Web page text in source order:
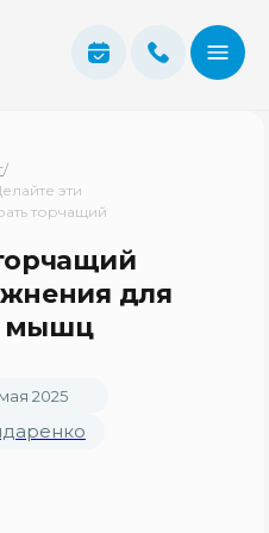
/
эти
торчащий
для
мышц
2025